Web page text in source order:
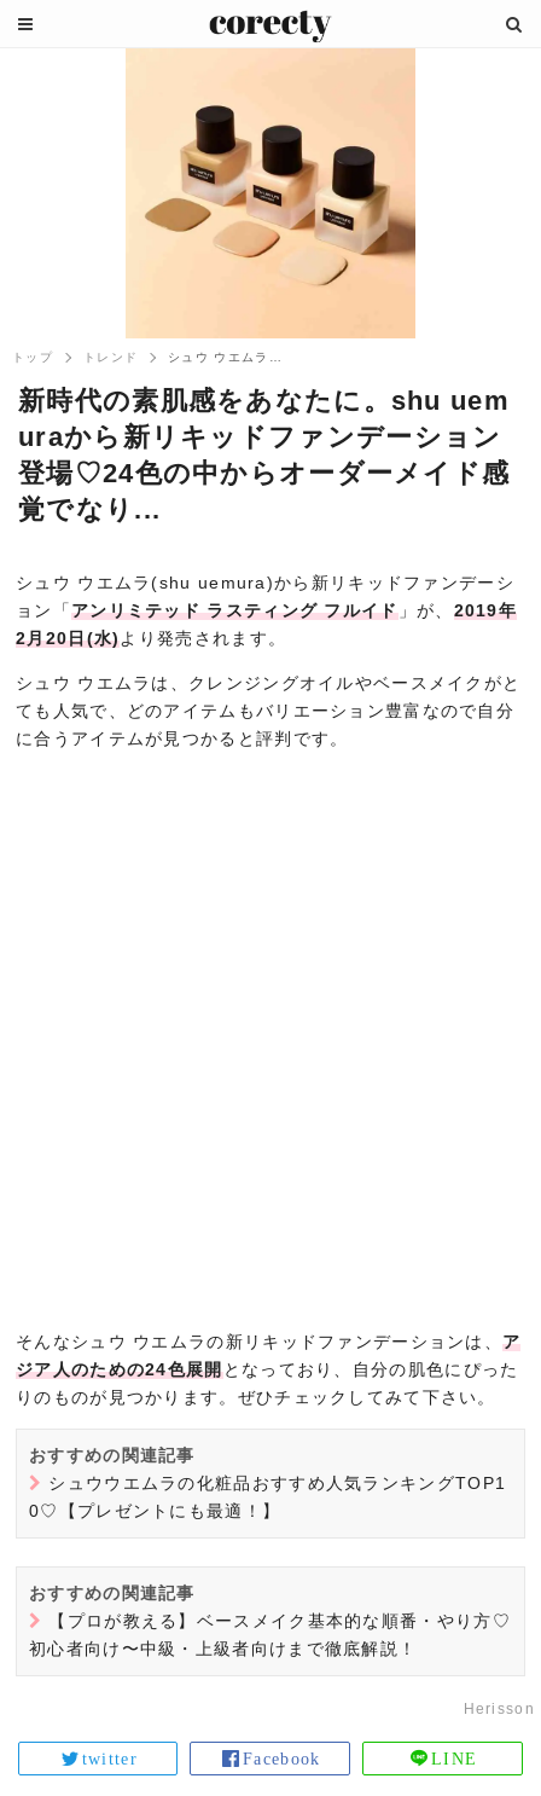
トップ トレンド
新時代の素肌感をあなたに。shu uem
uraから新リキッドファンデーション
登場♡24色の中からオーダーメイド感
覚でなり...
シュウ ウエムラ(shu uemura)から新リキッドファンデーシ
ョン「アンリミテッド ラスティング フルイド」が、 2019年
2月20日(水)より発売されます。
シュウ ウエムラは、クレンジングオイルやベースメイクがと
ても人気で、どのアイテムもバリエーション豊富なので自分
に合うアイテムが見つかると評判です。
そんなシュウ ウエムラの新リキッドファンデーションは、ア
ジア人のための24色展開となっており、自分の肌色にぴった
りのものが見つかります。ぜひチェックしてみて下さい。
おすすめの関連記事
シュウウエムラの化粧品おすすめ人気ランキングTOP1
0♡【プレゼントにも最適！】
おすすめの関連記事
【プロが教える】ベースメイク基本的な順番・やり方♡
初心者向け〜中級・上級者向けまで徹底解説！
Herisson
twitter Facebook LINE